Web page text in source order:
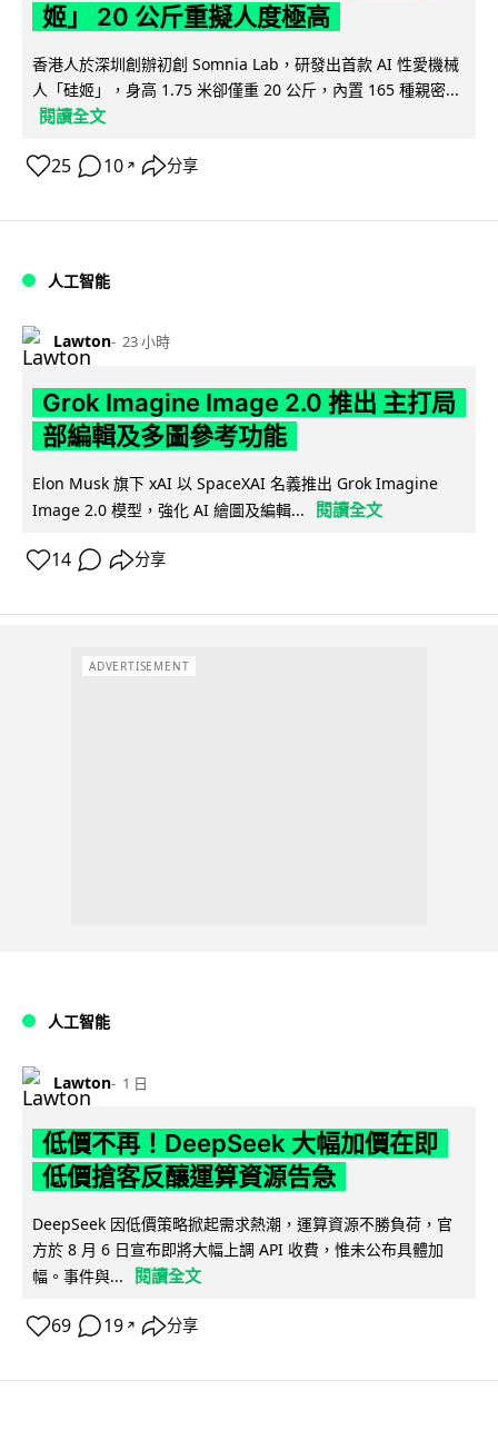
姬」 20 公斤重擬人度極高
香港人於深圳創辦初創 Somnia Lab，研發出首款 AI 性愛機械
人「硅姬」，身高 1.75 米卻僅重 20 公斤，內置 165 種親密...
閱讀全文
25 10 ↗ 分享
人工智能
Lawton 23 小時
Grok Imagine Image 2.0 推出 主打局
部編輯及多圖參考功能
Elon Musk 旗下 xAI 以 SpaceXAI 名義推出 Grok Imagine
Image 2.0 模型，強化 AI 繪圖及編輯...
閱讀全文
14 分享
ADVERTISEMENT
人工智能
Lawton 1 日
低價不再！DeepSeek 大幅加價在即
低價搶客反釀運算資源告急
DeepSeek 因低價策略掀起需求熱潮，運算資源不勝負荷，官
方於 8 月 6 日宣布即將大幅上調 API 收費，惟未公布具體加
幅。事件與...
閱讀全文
69 19 ↗ 分享